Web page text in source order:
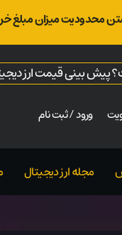
محدودیت میزان مبلغ
پیش بینی قیمت ارز
ورود / ثبت نام
مجله ارز دیجیتال